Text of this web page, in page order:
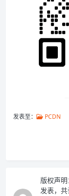
发表至： PCDN
版权声明
发表，共